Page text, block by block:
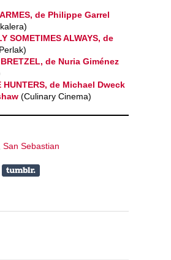
de Philippe Garrel
SOMETIMES ALWAYS, de
de Nuria Giménez
HUNTERS, de Michael Dweck
(Culinary Cinema)
San Sebastian